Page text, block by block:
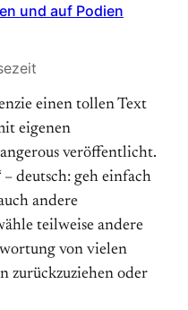
und auf Podien
einen tollen Text
eigenen
veröffentlicht.
– deutsch: geh einfach
andere
teilweise andere
von vielen
zurückzuziehen oder